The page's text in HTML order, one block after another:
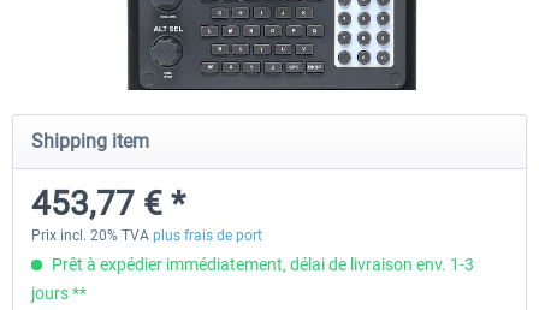
Honeycomb - Flight Sim USB Hub
50,41 € *
Honeycomb - Bravo Throttle
Shipping item
453,77 € *
Prix incl. 20% TVA plus frais de port
Prêt à expédier immédiatement, délai de livraison env. 1-3
jours **